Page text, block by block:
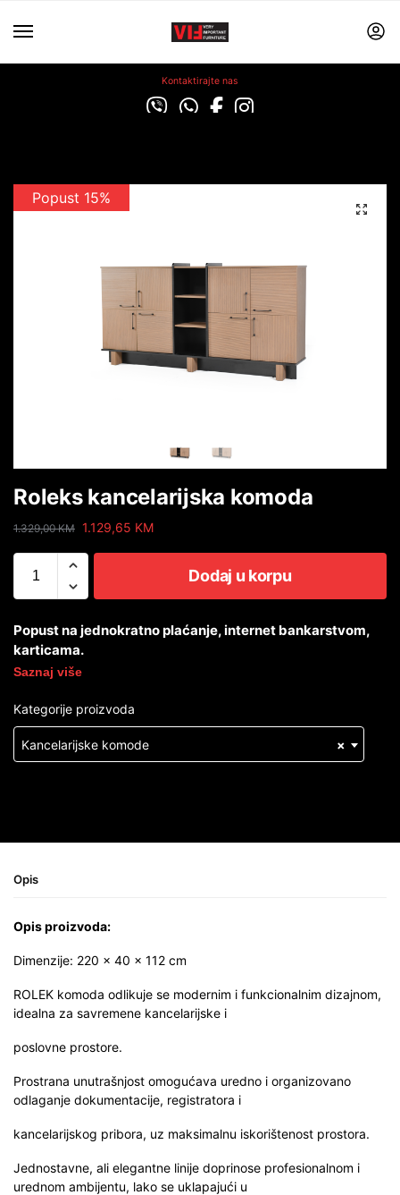
Kontaktirajte nas
Popust 15%
Roleks kancelarijska komoda
1.329,00KM 1.129,65 KM
Dodaj u korpu
Popust na jednokratno plaćanje, internet bankarstvom,
karticama.
Saznaj više
Kategorije proizvoda
×
Kancelarijske komode
Opis
Opis proizvoda:
Dimenzije: 220 × 40 × 112 cm
ROLEK komoda odlikuje se modernim i funkcionalnim dizajnom,
idealna za savremene kancelarijske i
poslovne prostore.
Prostrana unutrašnjost omogućava uredno i organizovano
odlaganje dokumentacije, registratora i
kancelarijskog pribora, uz maksimalnu iskorištenost prostora.
Jednostavne, ali elegantne linije doprinose profesionalnom i
urednom ambijentu, lako se uklapajući u